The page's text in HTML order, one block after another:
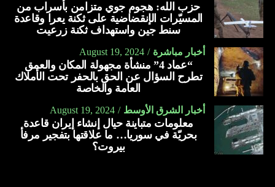
حزب الله: هجوم جوي متزامن بأسراب من
المسيّرات الإنقضاضية على ثكنة يعرا وقاعدة
سنط جين واستهداف ثكنة زرعيت
أخبار مباشرة August 19, 2024
“عماد 4” منشأة مجهولة المكان والعمق
تطرح السؤال عن الحق بالحفر تحت الأملاك
العامة والخاصة
أخبار الشرق الأوسط August 19, 2024
معلومات متباينة حيال إنشاء إيران قاعدة
بحريّة في سوريا… ما علاقتها بتفجير مرفأ
بيروت؟